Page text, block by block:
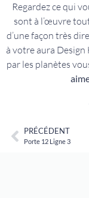
Regardez ce qui
sont à l’œuvre
d’une façon très
à votre aura
par les planètes
PRÉCÉDENT
Porte 12 Ligne 3